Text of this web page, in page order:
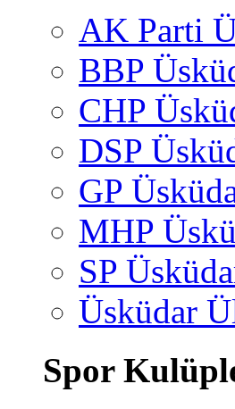
AK Parti
BBP
CHP
DSP
GP
MHP
SP
Üsküdar
Spor